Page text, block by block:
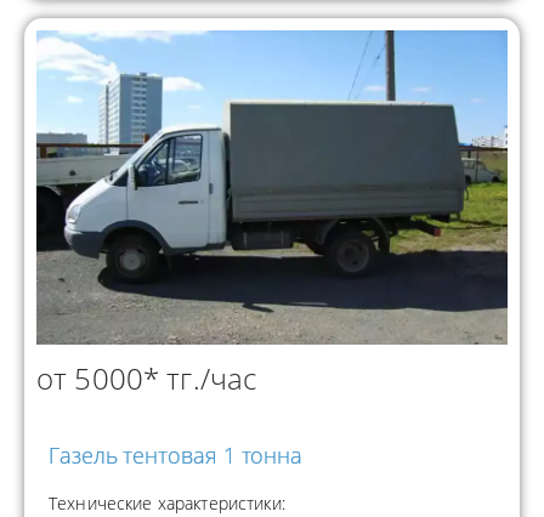
от 5000* тг./час
Газель тентовая 1 тонна
Технические характеристики: